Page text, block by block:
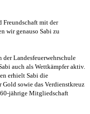
Freundschaft mit der
wir genauso Sabi zu
Landesfeuerwehrschule
auch als Wettkämpfer aktiv.
erhielt Sabi die
sowie das Verdienstkreuz
jährige Mitgliedschaft